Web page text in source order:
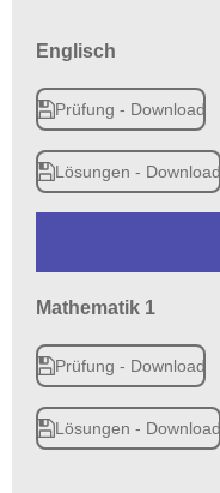
Englisch
Prüfung - Download
Lösungen - Download
Mathematik 1
Prüfung - Download
Lösungen - Download